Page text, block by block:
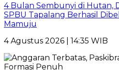
4 Bulan Sembunyi di Hutan,
SPBU Tapalang Berhasil
Mamuju
4 Agustus 2026 | 14:35 WIB